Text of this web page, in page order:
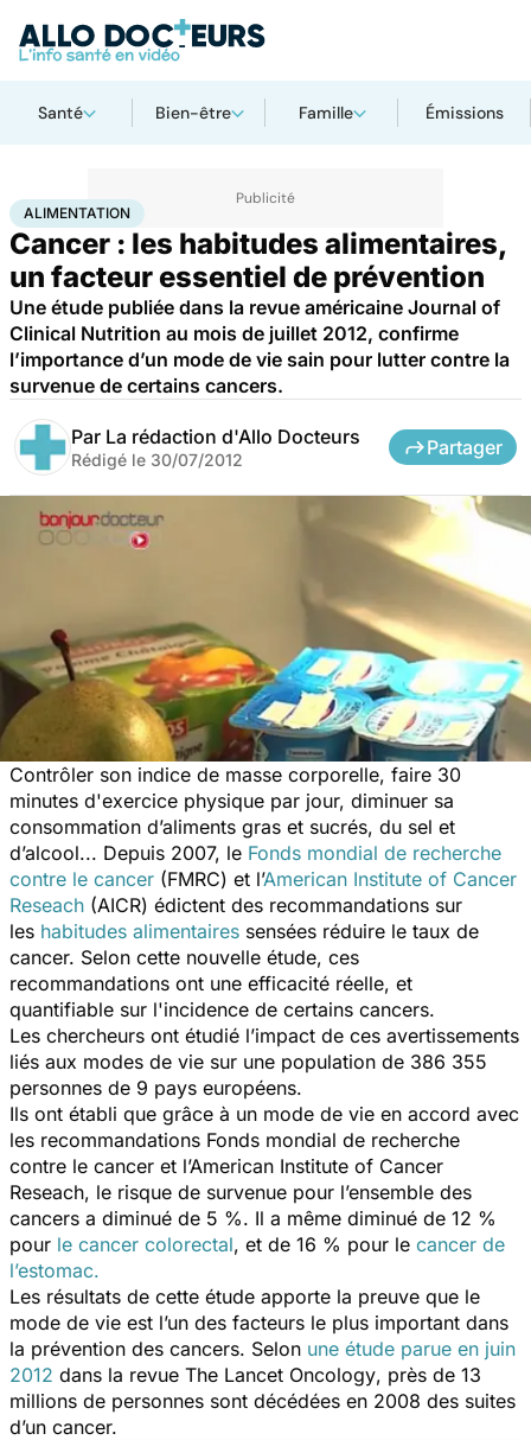
Santé Bien-être Famille Émissions
AccueilSantéMaladies Alimentation
ALIMENTATION
Cancer : les habitudes alimentaires,
un facteur essentiel de prévention
Une étude publiée dans la revue américaine Journal of
Clinical Nutrition au mois de juillet 2012, confirme
l’importance d’un mode de vie sain pour lutter contre la
survenue de certains cancers.
Par La rédaction d'Allo Docteurs
Rédigé le 30/07/2012
Partager
Contrôler son indice de masse corporelle, faire 30
minutes d'exercice physique par jour, diminuer sa
consommation d’aliments gras et sucrés, du sel et
d’alcool... Depuis 2007, le Fonds mondial de recherche
contre le cancer (FMRC) et l’American Institute of Cancer
Reseach (AICR) édictent des recommandations sur
les habitudes alimentaires sensées réduire le taux de
cancer. Selon cette nouvelle étude, ces
recommandations ont une efficacité réelle, et
quantifiable sur l'incidence de certains cancers.
Les chercheurs ont étudié l’impact de ces avertissements
liés aux modes de vie sur une population de 386 355
personnes de 9 pays européens.
Ils ont établi que grâce à un mode de vie en accord avec
les recommandations Fonds mondial de recherche
contre le cancer et l’American Institute of Cancer
Reseach, le risque de survenue pour l’ensemble des
cancers a diminué de 5 %. Il a même diminué de 12 %
pour le cancer colorectal, et de 16 % pour le cancer de
l’estomac.
Les résultats de cette étude apporte la preuve que le
mode de vie est l’un des facteurs le plus important dans
la prévention des cancers. Selon une étude parue en juin
2012 dans la revue The Lancet Oncology, près de 13
millions de personnes sont décédées en 2008 des suites
d’un cancer.